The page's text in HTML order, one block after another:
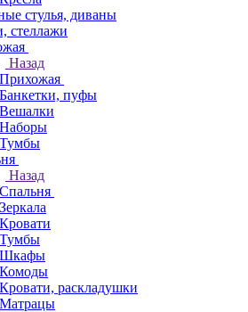
стулья, диваны
стеллажи
Назад
Прихожая
Банкетки, пуфы
Вешалки
Наборы
Тумбы
Назад
Спальня
Зеркала
Кровати
Тумбы
Шкафы
Комоды
Кровати, раскладушки
Матрацы